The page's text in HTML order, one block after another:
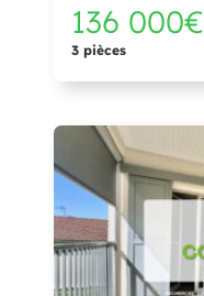
136 000€
3 pièces